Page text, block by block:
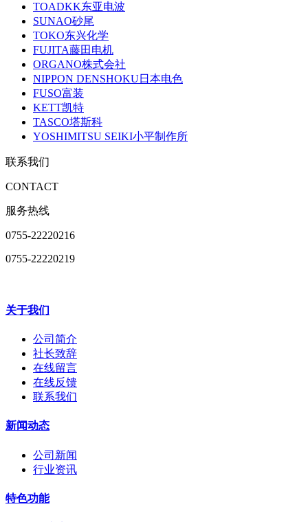
TOADKK东亚电波
SUNAO砂尾
TOKO东兴化学
FUJITA藤田电机
ORGANO株式会社
NIPPON DENSHOKU日本电色
FUSO富装
KETT凯特
TASCO塔斯科
YOSHIMITSU SEIKI小平制作所
联系我们
CONTACT
服务热线
0755-22220216
0755-22220219
关于我们
公司简介
社长致辞
在线留言
在线反馈
联系我们
新闻动态
公司新闻
行业资讯
特色功能